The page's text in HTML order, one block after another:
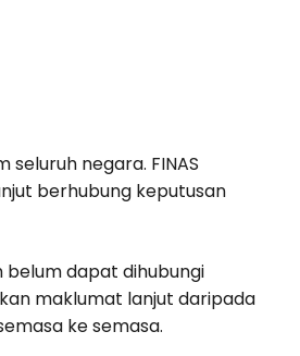
seluruh negara. FINAS
berhubung keputusan
dapat dihubungi
maklumat lanjut daripada
ke semasa.